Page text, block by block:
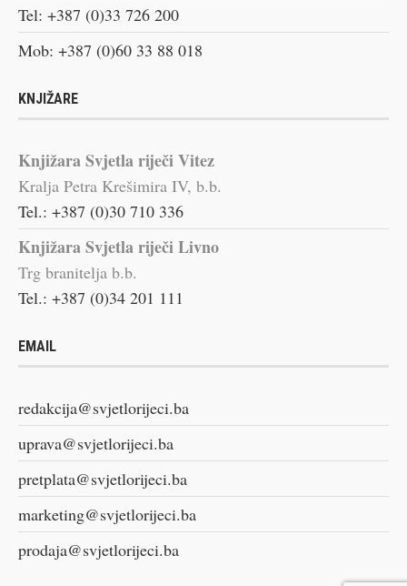
Tel: +387 (0)33 726 200
Mob: +387 (0)60 33 88 018
KNJIŽARE
Knjižara Svjetla riječi Vitez
Kralja Petra Krešimira IV, b.b.
Tel.: +387 (0)30 710 336
Knjižara Svjetla riječi Livno
Trg branitelja b.b.
Tel.: +387 (0)34 201 111
EMAIL
redakcija@svjetlorijeci.ba
uprava@svjetlorijeci.ba
pretplata@svjetlorijeci.ba
marketing@svjetlorijeci.ba
prodaja@svjetlorijeci.ba